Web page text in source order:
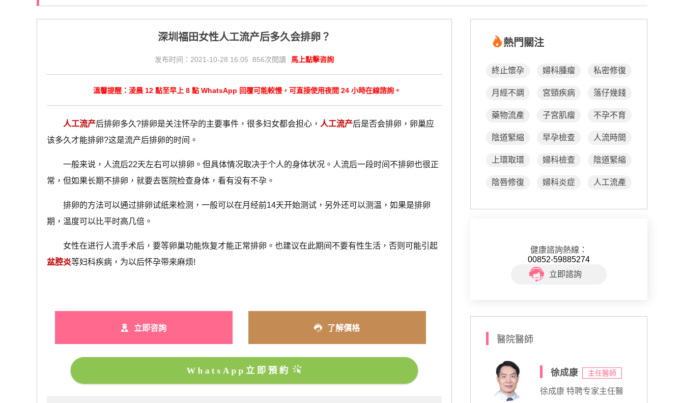
深圳福田女性人工流产后多久会排卵？
发布时间：2021-10-28 16:05 856次閱讀 馬上點擊咨詢
溫馨提醒：淩晨 12 點至早上 8 點 WhatsApp 回覆可能較慢，可直接使用夜間 24 小時在線諮詢。
人工流产后排卵多久?排卵是关注怀孕的主要事件，很多妇女都会担心， 人工流产后是否会排卵，卵巢应
该多久才能排卵?这是流产后排卵的时间。
一般来说，人流后22天左右可以排卵。但具体情况取决于个人的身体状况。人流后一段时间不排卵也很正
常，但如果长期不排卵，就要去医院检查身体，看有没有不孕。
排卵的方法可以通过排卵试纸来检测，一般可以在月经前14天开始测试，另外还可以测温，如果是排卵
期，温度可以比平时高几倍。
女性在进行人流手术后，要等卵巢功能恢复才能正常排卵。也建议在此期间不要有性生活，否则可能引起
盆腔炎等妇科疾病，为以后怀孕带来麻烦!
立即咨詢 了解價格
WhatsApp立即預約
熱門關注
終止懷孕 婦科腫瘤 私密修復
月經不調 宮頸疾病 落仔幾錢
藥物流產 子宮肌瘤 不孕不育
陰道緊縮 早孕檢查 人流時間
上環取環 婦科檢查 陰道緊縮
陰唇修復 婦科炎症 人工流產
健康諮詢熱線：
00852-59885274
立即諮詢
醫院醫師
徐成康 主任醫師
徐成康 特聘专家主任醫